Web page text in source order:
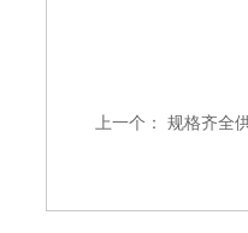
上一个： 规格齐全